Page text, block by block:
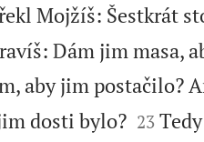
Mojžíš: Šestkrát
Dám jim masa,
aby jim postačilo?
dosti bylo?
23